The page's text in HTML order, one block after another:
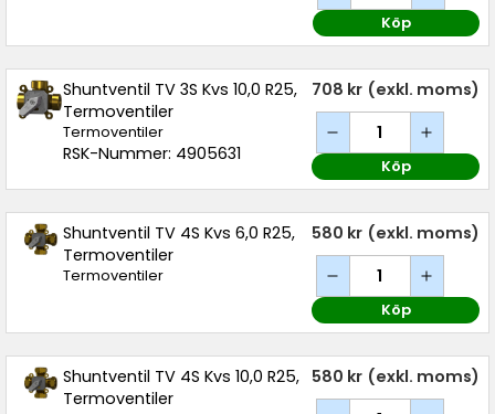
Köp
Shuntventil TV 3S Kvs 10,0 R25,
Termoventiler
Termoventiler
RSK-Nummer: 4905631
708 kr (exkl. moms)
Köp
Shuntventil TV 4S Kvs 6,0 R25,
Termoventiler
Termoventiler
580 kr (exkl. moms)
Köp
Shuntventil TV 4S Kvs 10,0 R25,
Termoventiler
580 kr (exkl. moms)